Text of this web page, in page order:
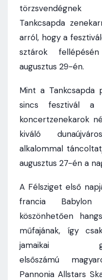
Tankcsapda
arról, hogy a
sztárok
augusztus 29-én.
Mint a Tankcsapda
sincs fesztivál a
koncertzenekarok
kiváló
alkalommal
augusztus 27-én a
A Félsziget első
francia Babylon
köszönhetően
műfajának, így
jamaikai
elsőszámú
Pannonia Allstars